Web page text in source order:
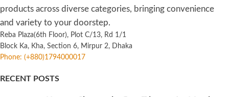
products across diverse categories, bringing convenience
and variety to your doorstep.
Reba Plaza(6th Floor), Plot C/13, Rd 1/1
Block Ka, Kha, Section 6, Mirpur 2, Dhaka
Phone: (+880)1794000017
RECENT POSTS